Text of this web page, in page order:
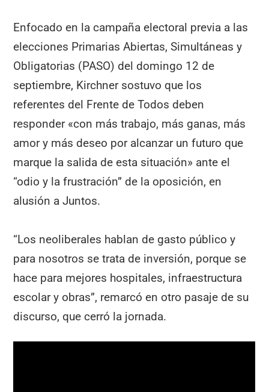
Enfocado en la campaña electoral previa a las
elecciones Primarias Abiertas, Simultáneas y
Obligatorias (PASO) del domingo 12 de
septiembre, Kirchner sostuvo que los
referentes del Frente de Todos deben
responder «con más trabajo, más ganas, más
amor y más deseo por alcanzar un futuro que
marque la salida de esta situación» ante el
“odio y la frustración” de la oposición, en
alusión a Juntos.
“Los neoliberales hablan de gasto público y
para nosotros se trata de inversión, porque se
hace para mejores hospitales, infraestructura
escolar y obras”, remarcó en otro pasaje de su
discurso, que cerró la jornada.